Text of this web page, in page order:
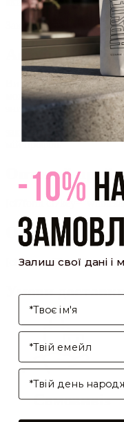
Закрити
Акаунт
Ви зареєструвалися на
можете користуватися
знижки та
мій профіль
Оптовий прайс
[cf7form
Обсмажування
[cf7form
Умови
Самовивіз
Залиш свої дані і
І'мя
Enter your email
Birthday